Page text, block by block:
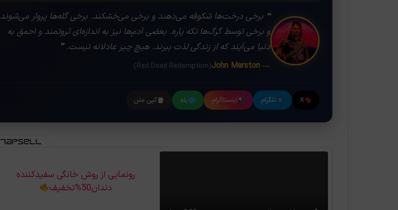
❝ برخی درخت‌ها شکوفه می‌دهند و برخی می‌خشکند. برخی گله‌ها پروار می‌شوند
و برخی توسط گرگ‌ها تکه پاره. بعضی آدم‌ها نیز به اندازه‌ای ثروتمند و احمق به
دنیا می‌آیند که از زندگی لذت ببرند. هیچ چیز عادلانه نیست. ❞
— John Marston
(Red Dead Redemption)
X تلگرام اینستاگرام بله کپی متن
رونمایی از روش خانگی سفیدکننده
دندان50%تخفیف